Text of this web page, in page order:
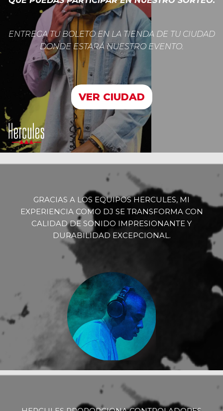
ENTREGA TU BOLETO EN LA TIENDA DE TU CIUDAD
DONDE ESTARÁ NUESTRO EVENTO.
VER CIUDAD
GRACIAS A LOS EQUIPOS HERCULES, MI
EXPERIENCIA COMO DJ SE TRANSFORMA CON
CALIDAD DE SONIDO IMPRESIONANTE Y
DURABILIDAD EXCEPCIONAL.